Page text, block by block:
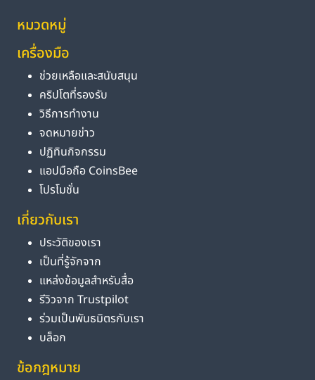
หมวดหมู่
เครื่องมือ
ช่วยเหลือและสนับสนุน
คริปโตที่รองรับ
วิธีการทำงาน
จดหมายข่าว
ปฏิทินกิจกรรม
แอปมือถือ CoinsBee
โปรโมชั่น
เกี่ยวกับเรา
ประวัติของเรา
เป็นที่รู้จักจาก
แหล่งข้อมูลสำหรับสื่อ
รีวิวจาก Trustpilot
ร่วมเป็นพันธมิตรกับเรา
บล็อก
ข้อกฎหมาย